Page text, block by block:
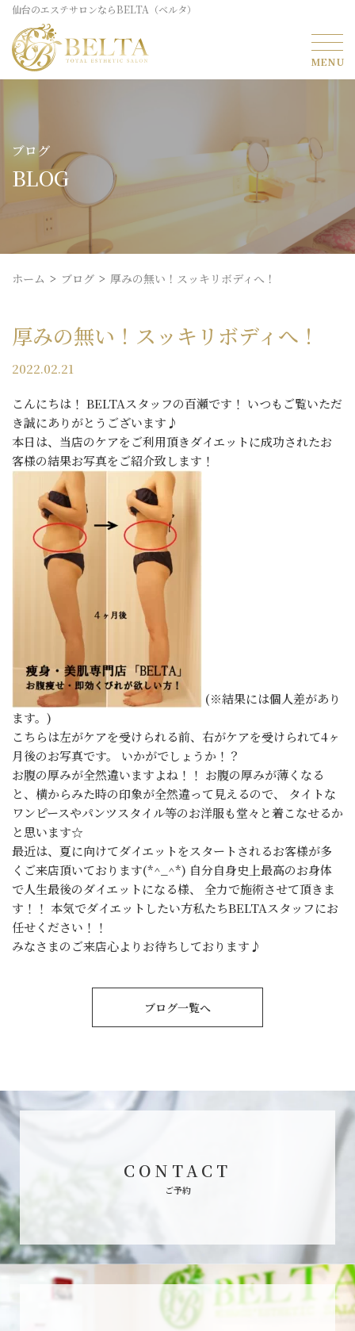
仙台のエステサロンならBELTA（ベルタ）
ブログ
BLOG
ホーム ブログ 厚みの無い！スッキリボディへ！
厚みの無い！スッキリボディへ！
2022.02.21
こんにちは！ BELTAスタッフの百瀬です！ いつもご覧いただ
き誠にありがとうございます♪
本日は、当店のケアをご利用頂きダイエットに成功されたお
客様の結果お写真をご紹介致します！
(※結果には個人差があり
ます。)
こちらは左がケアを受けられる前、右がケアを受けられて4ヶ
月後のお写真です。 いかがでしょうか！？
お腹の厚みが全然違いますよね！！ お腹の厚みが薄くなる
と、横からみた時の印象が全然違って見えるので、 タイトな
ワンピースやパンツスタイル等のお洋服も堂々と着こなせるか
と思います☆
最近は、夏に向けてダイエットをスタートされるお客様が多
くご来店頂いております(*^_^*) 自分自身史上最高のお身体
で人生最後のダイエットになる様、 全力で施術させて頂きま
す！！ 本気でダイエットしたい方私たちBELTAスタッフにお
任せください！！
みなさまのご来店心よりお待ちしております♪
ブログ一覧へ
CONTACT
ご予約